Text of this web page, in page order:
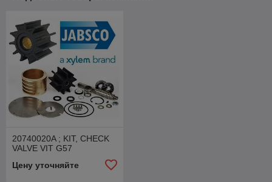
20740020A ; KIT, CHECK
VALVE VIT G57
Цену уточняйте